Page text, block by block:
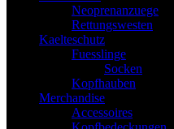
Neoprenanzuege
Rettungswesten
Kaelteschutz
Fuesslinge
Socken
Kopfhauben
Merchandise
Accessoires